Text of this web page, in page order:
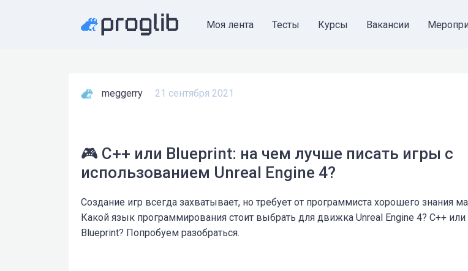
Моя лента Тесты Курсы Вакансии
meggerry 21 сентября 2021
🎮 С++ или Blueprint: на чем лучше писать игры с
использованием Unreal Engine 4?
Создание игр всегда захватывает, но требует от программиста хорошего знания
Какой язык программирования стоит выбрать для движка Unreal Engine 4? С++ или
Blueprint? Попробуем разобраться.